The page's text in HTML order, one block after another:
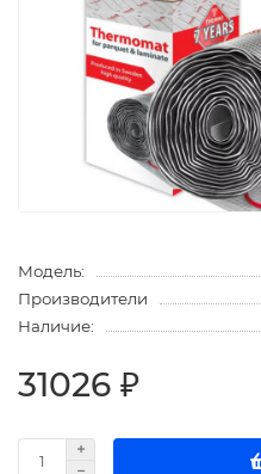
Модель:
Производители
Наличие:
31026 ₽